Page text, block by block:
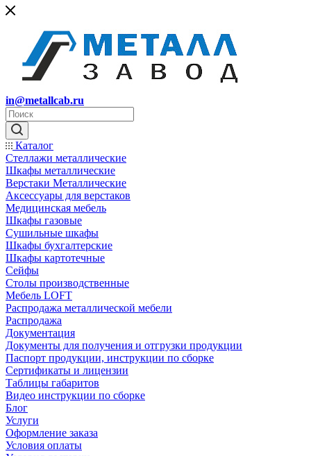
in@metallcab.ru
Каталог
Стеллажи металлические
Шкафы металлические
Верстаки Металлические
Аксессуары для верстаков
Медицинская мебель
Шкафы газовые
Сушильные шкафы
Шкафы бухгалтерские
Шкафы картотечные
Сейфы
Столы производственные
Мебель LOFT
Распродажа металлической мебели
Распродажа
Документация
Документы для получения и отгрузки продукции
Паспорт продукции, инструкции по сборке
Сертификаты и лицензии
Таблицы габаритов
Видео инструкции по сборке
Блог
Услуги
Оформление заказа
Условия оплаты